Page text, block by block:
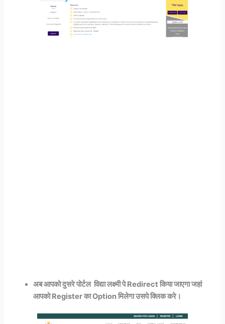
अब आपको दुसरे पोर्टल विद्या लक्ष्मी पे Redirect किया जाएगा जहां
आपको Register का Option मिलेगा उसपे क्लिक करे।